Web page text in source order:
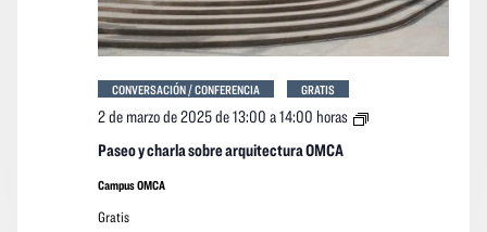
Paseo y charla sobre arquitectura OMCA
2 de marzo de 2025 de 13:00 a14:00 horas
Paseo
CONVERSACIÓN / CONFERENCIA GRATIS
Campus OMCA
Gratis